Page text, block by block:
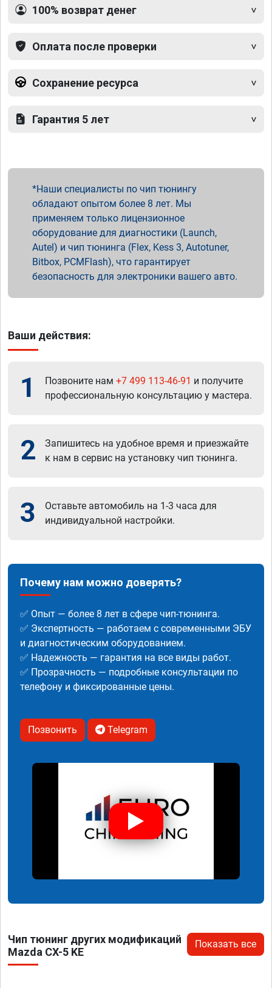
100% возврат денег
Оплата после проверки
Сохранение ресурса
Гарантия 5 лет
Наши специалисты по чип тюнингу
обладают опытом более 8 лет. Мы
применяем только лицензионное
оборудование для диагностики (Launch,
Autel) и чип тюнинга (Flex, Kess 3, Autotuner,
Bitbox, PCMFlash), что гарантирует
безопасность для электроники вашего авто.
Ваши действия:
1 Позвоните нам +7 499 113-46-91 и получите
профессиональную консультацию у мастера.
2
Запишитесь на удобное время и приезжайте
к нам в сервис на установку чип тюнинга.
3
Оставьте автомобиль на 1-3 часа для
индивидуальной настройки.
Почему нам можно доверять?
✅ Опыт — более 8 лет в сфере чип-тюнинга.
✅ Экспертность — работаем с современными ЭБУ
и диагностическим оборудованием.
✅ Надежность — гарантия на все виды работ.
✅ Прозрачность — подробные консультации по
телефону и фиксированные цены.
Позвонить Telegram
Чип тюнинг других модификаций
Mazda CX-5 KE
Показать все